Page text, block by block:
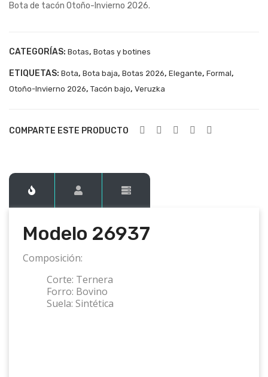
Bota de tacón Otoño-Invierno 2026.
CATEGORÍAS: Botas, Botas y botines
ETIQUETAS: Bota, Bota baja, Botas 2026, Elegante, Formal,
Otoño-Invierno 2026, Tacón bajo, Veruzka
COMPARTE ESTE PRODUCTO
Modelo 26937
Composición:
Corte: Ternera
Forro: Bovino
Suela: Sintética